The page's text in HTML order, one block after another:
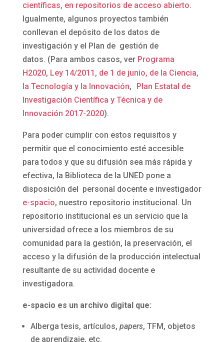
científicas, en repositorios de acceso abierto.
Igualmente, algunos proyectos también
conllevan el depósito de los datos de
investigación y el Plan de gestión de
datos. (Para ambos casos, ver Programa
H2020, Ley 14/2011, de 1 de junio, de la Ciencia,
la Tecnología y la Innovación,
Plan Estatal de
Investigación Científica y Técnica y de
Innovación 2017-2020).
Para poder cumplir con estos requisitos y
permitir que el conocimiento esté accesible
para todos y que su difusión sea más rápida y
efectiva, la Biblioteca de la UNED pone a
disposición del personal docente e investigador
e-spacio, nuestro repositorio institucional. Un
repositorio institucional es un servicio que la
universidad ofrece a los miembros de su
comunidad para la gestión, la preservación, el
acceso y la difusión de la producción intelectual
resultante de su actividad docente e
investigadora.
e-spacio es un archivo digital que:
Alberga tesis, artículos, papers, TFM, objetos
de aprendizaje, etc.